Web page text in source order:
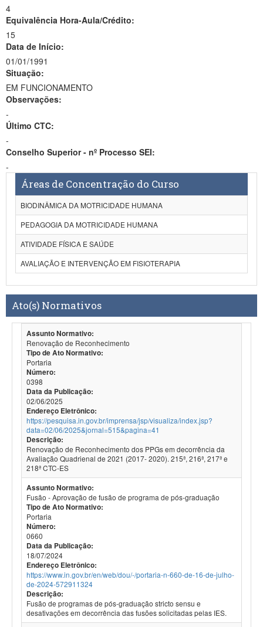
4
Equivalência Hora-Aula/Crédito:
15
Data de Início:
01/01/1991
Situação:
EM FUNCIONAMENTO
Observações:
-
Último CTC:
-
Conselho Superior - nº Processo SEI:
-
Áreas de Concentração do Curso
BIODINÂMICA DA MOTRICIDADE HUMANA
PEDAGOGIA DA MOTRICIDADE HUMANA
ATIVIDADE FÍSICA E SAÚDE
AVALIAÇÃO E INTERVENÇÃO EM FISIOTERAPIA
Ato(s) Normativos
Assunto Normativo:
Renovação de Reconhecimento
Tipo de Ato Normativo:
Portaria
Número:
0398
Data da Publicação:
02/06/2025
Endereço Eletrônico:
https://pesquisa.in.gov.br/imprensa/jsp/visualiza/index.jsp?
data=02/06/2025&jornal=515&pagina=41
Descrição:
Renovação de Reconhecimento dos PPGs em decorrência da
Avaliação Quadrienal de 2021 (2017- 2020). 215ª, 216ª, 217ª e
218ª CTC-ES
Assunto Normativo:
Fusão - Aprovação de fusão de programa de pós-graduação
Tipo de Ato Normativo:
Portaria
Número:
0660
Data da Publicação:
18/07/2024
Endereço Eletrônico:
https://www.in.gov.br/en/web/dou/-/portaria-n-660-de-16-de-julho-
de-2024-572911324
Descrição:
Fusão de programas de pós-graduação stricto sensu e
desativações em decorrência das fusões solicitadas pelas IES.